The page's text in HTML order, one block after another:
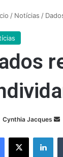
/ Notícias /
Cynthia Jacques
Facebook
X